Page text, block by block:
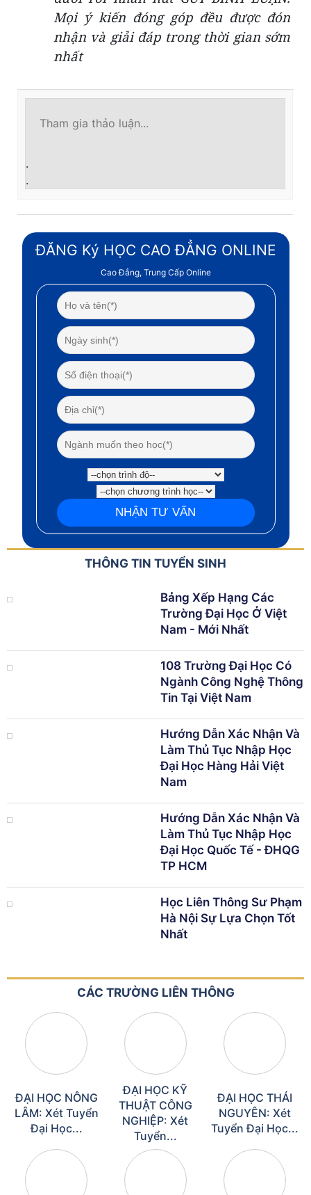
Mọi ý kiến đóng góp đều được đón
nhận và giải đáp trong thời gian sớm
nhất
.
.
ĐĂNG Ký HỌC CAO ĐẲNG ONLINE
Cao Đẳng, Trung Cấp Online
THÔNG TIN TUYỂN SINH
Bảng Xếp Hạng Các
Trường Đại Học Ở Việt
Nam - Mới Nhất
108 Trường Đại Học Có
Ngành Công Nghệ Thông
Tin Tại Việt Nam
Hướng Dẫn Xác Nhận Và
Làm Thủ Tục Nhập Học
Đại Học Hàng Hải Việt
Nam
Hướng Dẫn Xác Nhận Và
Làm Thủ Tục Nhập Học
Đại Học Quốc Tế - ĐHQG
TP HCM
Học Liên Thông Sư Phạm
Hà Nội Sự Lựa Chọn Tốt
Nhất
CÁC TRƯỜNG LIÊN THÔNG
ĐẠI HỌC NÔNG
LÂM: Xét Tuyển
Đại Học...
ĐẠI HỌC KỸ
THUẬT CÔNG
NGHIỆP: Xét
Tuyển...
ĐẠI HỌC THÁI
NGUYÊN: Xét
Tuyển Đại Học...